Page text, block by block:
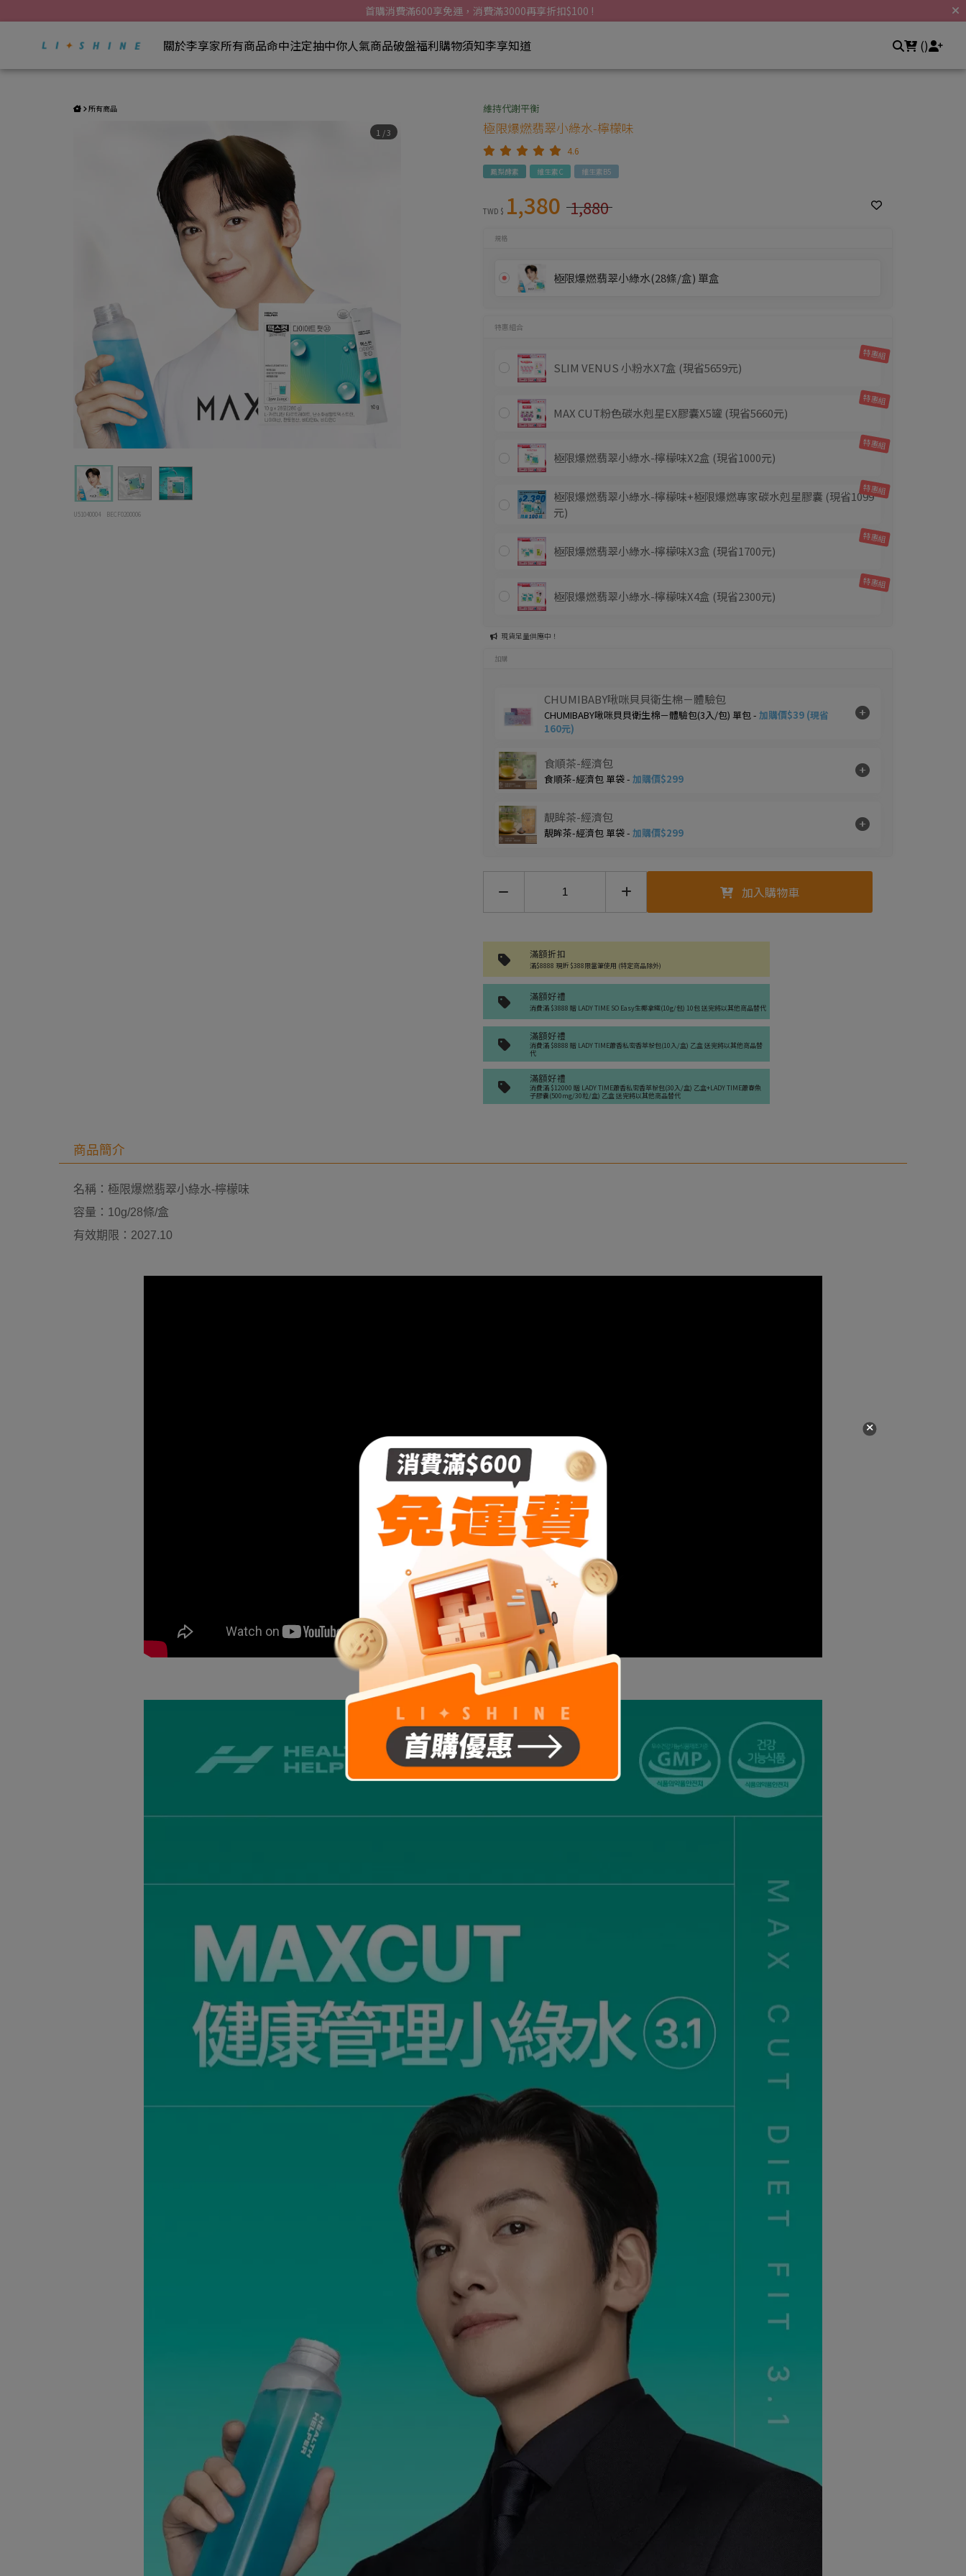
首購消費滿600享免運，消費滿3000再享折扣$100 !
關於李享家所有商品
輕纖順暢
循環UP
眼睛保健
護肝修復
舒眠好心情
基礎保養
流行服飾
首飾配件
居家清潔
生活品味
居家配件
3C家電配件
命中注定抽中你人氣商品破盤福利購物須知李享知道 ()
所有商品
1 /3
U51040004 BECF0200006
維持代謝平衡
極限爆燃翡翠小綠水-檸檬味
4.6
鳳梨酵素 維生素C 維生素B5
TWD $ 1,380 1,880
規格
極限爆燃翡翠小綠水(28條/盒) 單盒
特惠組合
特惠組
SLIM VENUS 小粉水X7盒 (現省5659元)
特惠組
MAX CUT粉色碳水剋星EX膠囊X5罐 (現省5660元)
特惠組
極限爆燃翡翠小綠水-檸檬味X2盒 (現省1000元)
特惠組
極限爆燃翡翠小綠水-檸檬味+極限爆燃專家碳水剋星膠囊 (現省1099
元)
特惠組
極限爆燃翡翠小綠水-檸檬味X3盒 (現省1700元)
特惠組
極限爆燃翡翠小綠水-檸檬味X4盒 (現省2300元)
現貨足量供應中！
加購
CHUMIBABY啾咪貝貝衛生棉－體驗包
CHUMIBABY啾咪貝貝衛生棉－體驗包(3入/包) 單包 -加購價$39 (現省
160元)
食順茶-經濟包
食順茶-經濟包 單袋 -加購價$299
靚眸茶-經濟包
靚眸茶-經濟包 單袋 -加購價$299
U-Cool優酷涼-衣物瞬涼冷凍噴霧(不含酒精)(清新薄荷/急凍香
U-Cool優酷涼- 汽車瞬涼冷凍噴霧(檸檬)
汽車瞬涼冷凍噴霧(檸檬)(200ml/罐) 單罐 -
髮圈套裝(紫/粉/黃/藍)
NO BRAND起司球(370g/桶) 單桶 2026.09 -加購價$279
五膳蛋白機能飲
加入購物車
滿額折扣
滿$8888 現折 $388限當筆使用 (特定商品除外)
滿額好禮
消費滿 $3888 贈 LADY TIME SO Easy生椰拿鐵(10g/包) 10包 送完將以其他商品替代
滿額好禮
消費滿 $8888 贈 LADY TIME蕭香私密香萃粉包(10入/盒) 乙盒 送完將以其他商品替
代
滿額好禮
消費滿 $12000 贈 LADY TIME蕭香私密香萃粉包(30入/盒) 乙盒+LADY TIME蕭春魚
子膠囊(500mg/30粒/盒) 乙盒 送完將以其他商品替代
特惠組
極限爆燃翡翠小綠水-檸檬味+極限爆燃專家碳水剋星
(現省1700元)
極限爆燃翡翠小綠水-檸檬味X4盒
商品簡介
名稱：極限爆燃翡翠小綠水-檸檬味
容量：10g/28條/盒
有效期限：2027.10